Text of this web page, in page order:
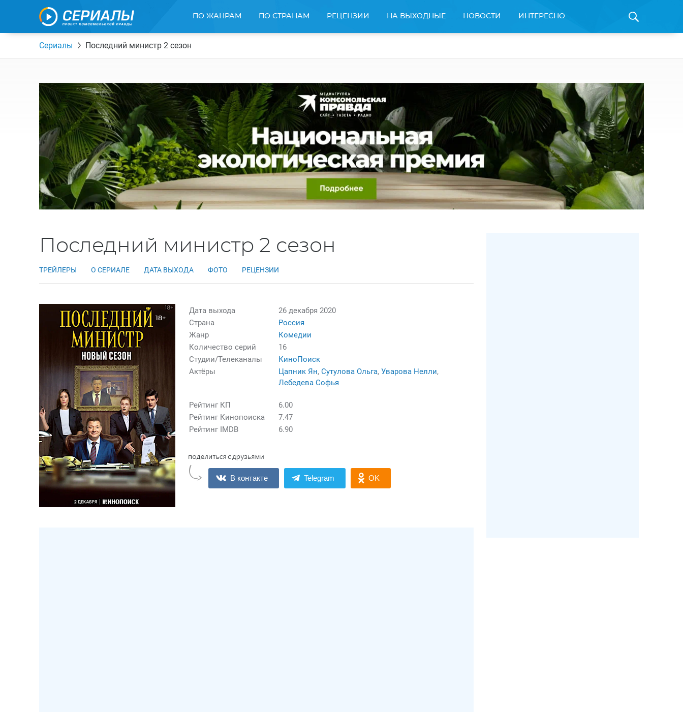
ПО ЖАНРАМ ПО СТРАНАМ РЕЦЕНЗИИ НА ВЫХОДНЫЕ НОВОСТИ ИНТЕРЕСНО
Сериалы Последний министр 2 сезон
Последний министр 2 сезон
ТРЕЙЛЕРЫ О СЕРИАЛЕ ДАТА ВЫХОДА ФОТО РЕЦЕНЗИИ
18+
Дата выхода
26 декабря 2020
Страна
Россия
Жанр
Комедии
Количество серий
16
Студии/Телеканалы
КиноПоиск
Актёры
Цапник Ян,Сутулова Ольга,Уварова Нелли,
Лебедева Софья
Рейтинг КП
6.00
Рейтинг Кинопоиска
7.47
Рейтинг IMDB
6.90
В контакте Telegram OK